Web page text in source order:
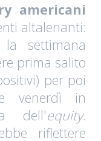
americani
altalenanti:
settimana
prima salito
per poi
venerdì in
dell'equity.
riflettere